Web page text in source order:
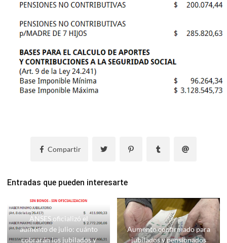
Compartir
Entradas que pueden interesarte
ANSES oficializó el
aumento de julio: cuánto
cobrarán los jubilados y
Aumento confirmado para
jubilados y pensionados